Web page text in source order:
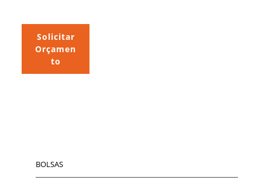
Solicitar
Orçamen
to
BOLSAS